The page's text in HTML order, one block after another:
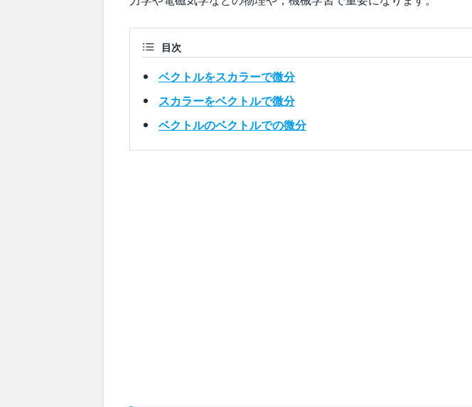
\boldsymbol{x}}
目次
ベクトルをスカラーで微分
スカラーをベクトルで微分
ベクトルのベクトルでの微分